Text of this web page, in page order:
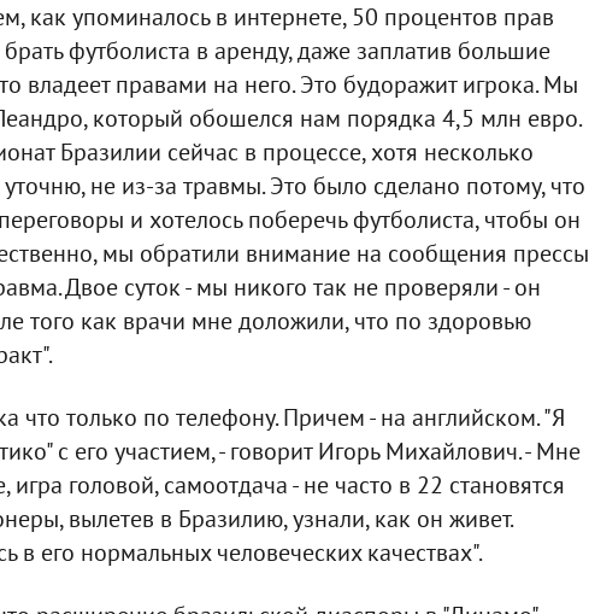
как упоминалось в интернете, 50 процентов прав
футболиста в аренду, даже заплатив большие
владеет правами на него. Это будоражит игрока. Мы
который обошелся нам порядка 4,5 млн евро.
Бразилии сейчас в процессе, хотя несколько
не из-за травмы. Это было сделано потому, что
и хотелось поберечь футболиста, чтобы он
мы обратили внимание на сообщения прессы
Двое суток - мы никого так не проверяли - он
того как врачи мне доложили, что по здоровью
что только по телефону. Причем - на английском. "Я
с его участием, - говорит Игорь Михайлович. - Мне
головой, самоотдача - не часто в 22 становятся
вылетев в Бразилию, узнали, как он живет.
в его нормальных человеческих качествах".